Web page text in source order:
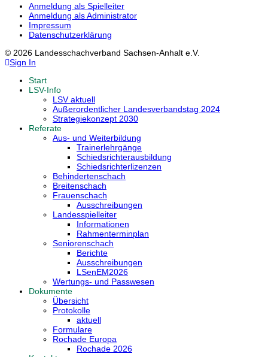
Anmeldung als Spielleiter
Anmeldung als Administrator
Impressum
Datenschutzerklärung
© 2026 Landesschachverband Sachsen-Anhalt e.V.
Sign In
Start
LSV-Info
LSV aktuell
Außerordentlicher Landesverbandstag 2024
Strategiekonzept 2030
Referate
Aus- und Weiterbildung
Trainerlehrgänge
Schiedsrichterausbildung
Schiedsrichterlizenzen
Behindertenschach
Breitenschach
Frauenschach
Ausschreibungen
Landesspielleiter
Informationen
Rahmenterminplan
Seniorenschach
Berichte
Ausschreibungen
LSenEM2026
Wertungs- und Passwesen
Dokumente
Übersicht
Protokolle
aktuell
Formulare
Rochade Europa
Rochade 2026